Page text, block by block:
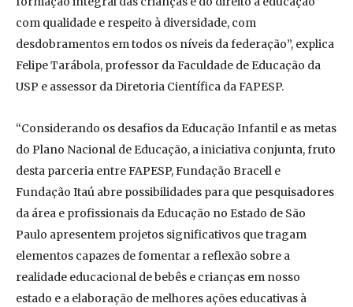
com qualidade e respeito à diversidade, com
desdobramentos em todos os níveis da federação”, explica
Felipe Tarábola, professor da Faculdade de Educação da
USP e assessor da Diretoria Científica da FAPESP.
“Considerando os desafios da Educação Infantil e as metas
do Plano Nacional de Educação, a iniciativa conjunta, fruto
desta parceria entre FAPESP, Fundação Bracell e
Fundação Itaú abre possibilidades para que pesquisadores
da área e profissionais da Educação no Estado de São
Paulo apresentem projetos significativos que tragam
elementos capazes de fomentar a reflexão sobre a
realidade educacional de bebês e crianças em nosso
estado e a elaboração de melhores ações educativas à